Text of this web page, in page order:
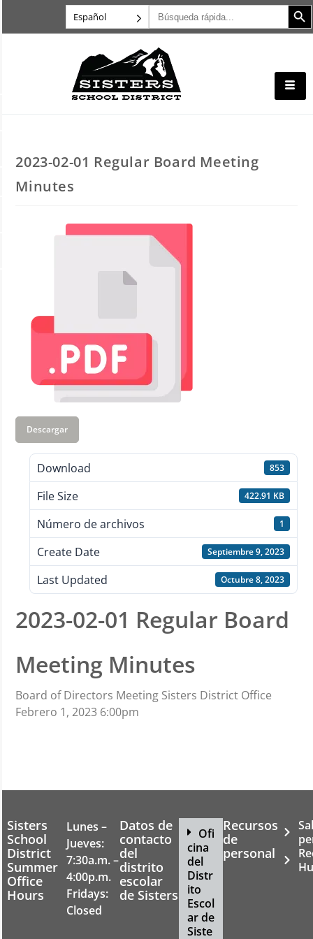
Español Buscar: Botón
2023-02-01 Regular Board Meeting
Minutes
Descargar
Download 853
File Size 422.91 KB
Número de archivos 1
Create Date Septiembre 9, 2023
Last Updated Octubre 8, 2023
2023-02-01 Regular Board
Meeting Minutes
Board of Directors Meeting Sisters District Office
Febrero 1, 2023 6:00pm
Sisters
School
District
Summer
Office
Hours
Lunes –
Jueves:
7:30a.m. –
4:00p.m.
Fridays:
Closed
Datos de
contacto
del
distrito
escolar
de Sisters
Ofi
cina
del
Distr
ito
Escol
ar de
Siste
Recursos
de
personal